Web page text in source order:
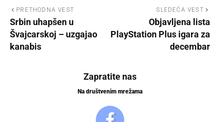
PRETHODNA VEST
Srbin uhapšen u
Švajcarskoj – uzgajao
kanabis
SLEDEĆA VEST
Objavljena lista
PlayStation Plus igara za
decembar
Zapratite nas
Na društvenim mrežama